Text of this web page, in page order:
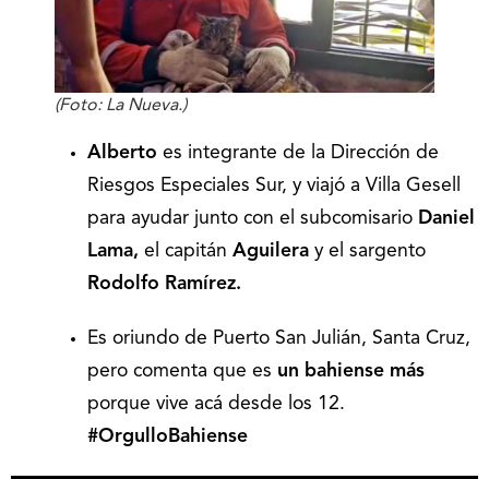
(Foto: La Nueva.)
Alberto es integrante de la Dirección de
Riesgos Especiales Sur, y viajó a Villa Gesell
para ayudar junto con el subcomisario Daniel
Lama, el capitán Aguilera y el sargento
Rodolfo Ramírez.
Es oriundo de Puerto San Julián, Santa Cruz,
pero comenta que es un bahiense más
porque vive acá desde los 12.
#OrgulloBahiense